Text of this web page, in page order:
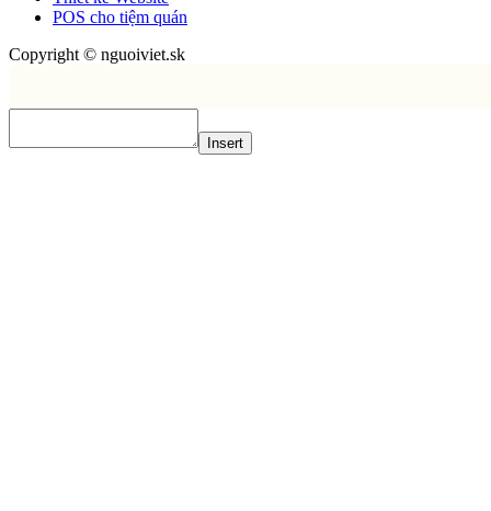
POS cho tiệm quán
Copyright © nguoiviet.sk
Insert